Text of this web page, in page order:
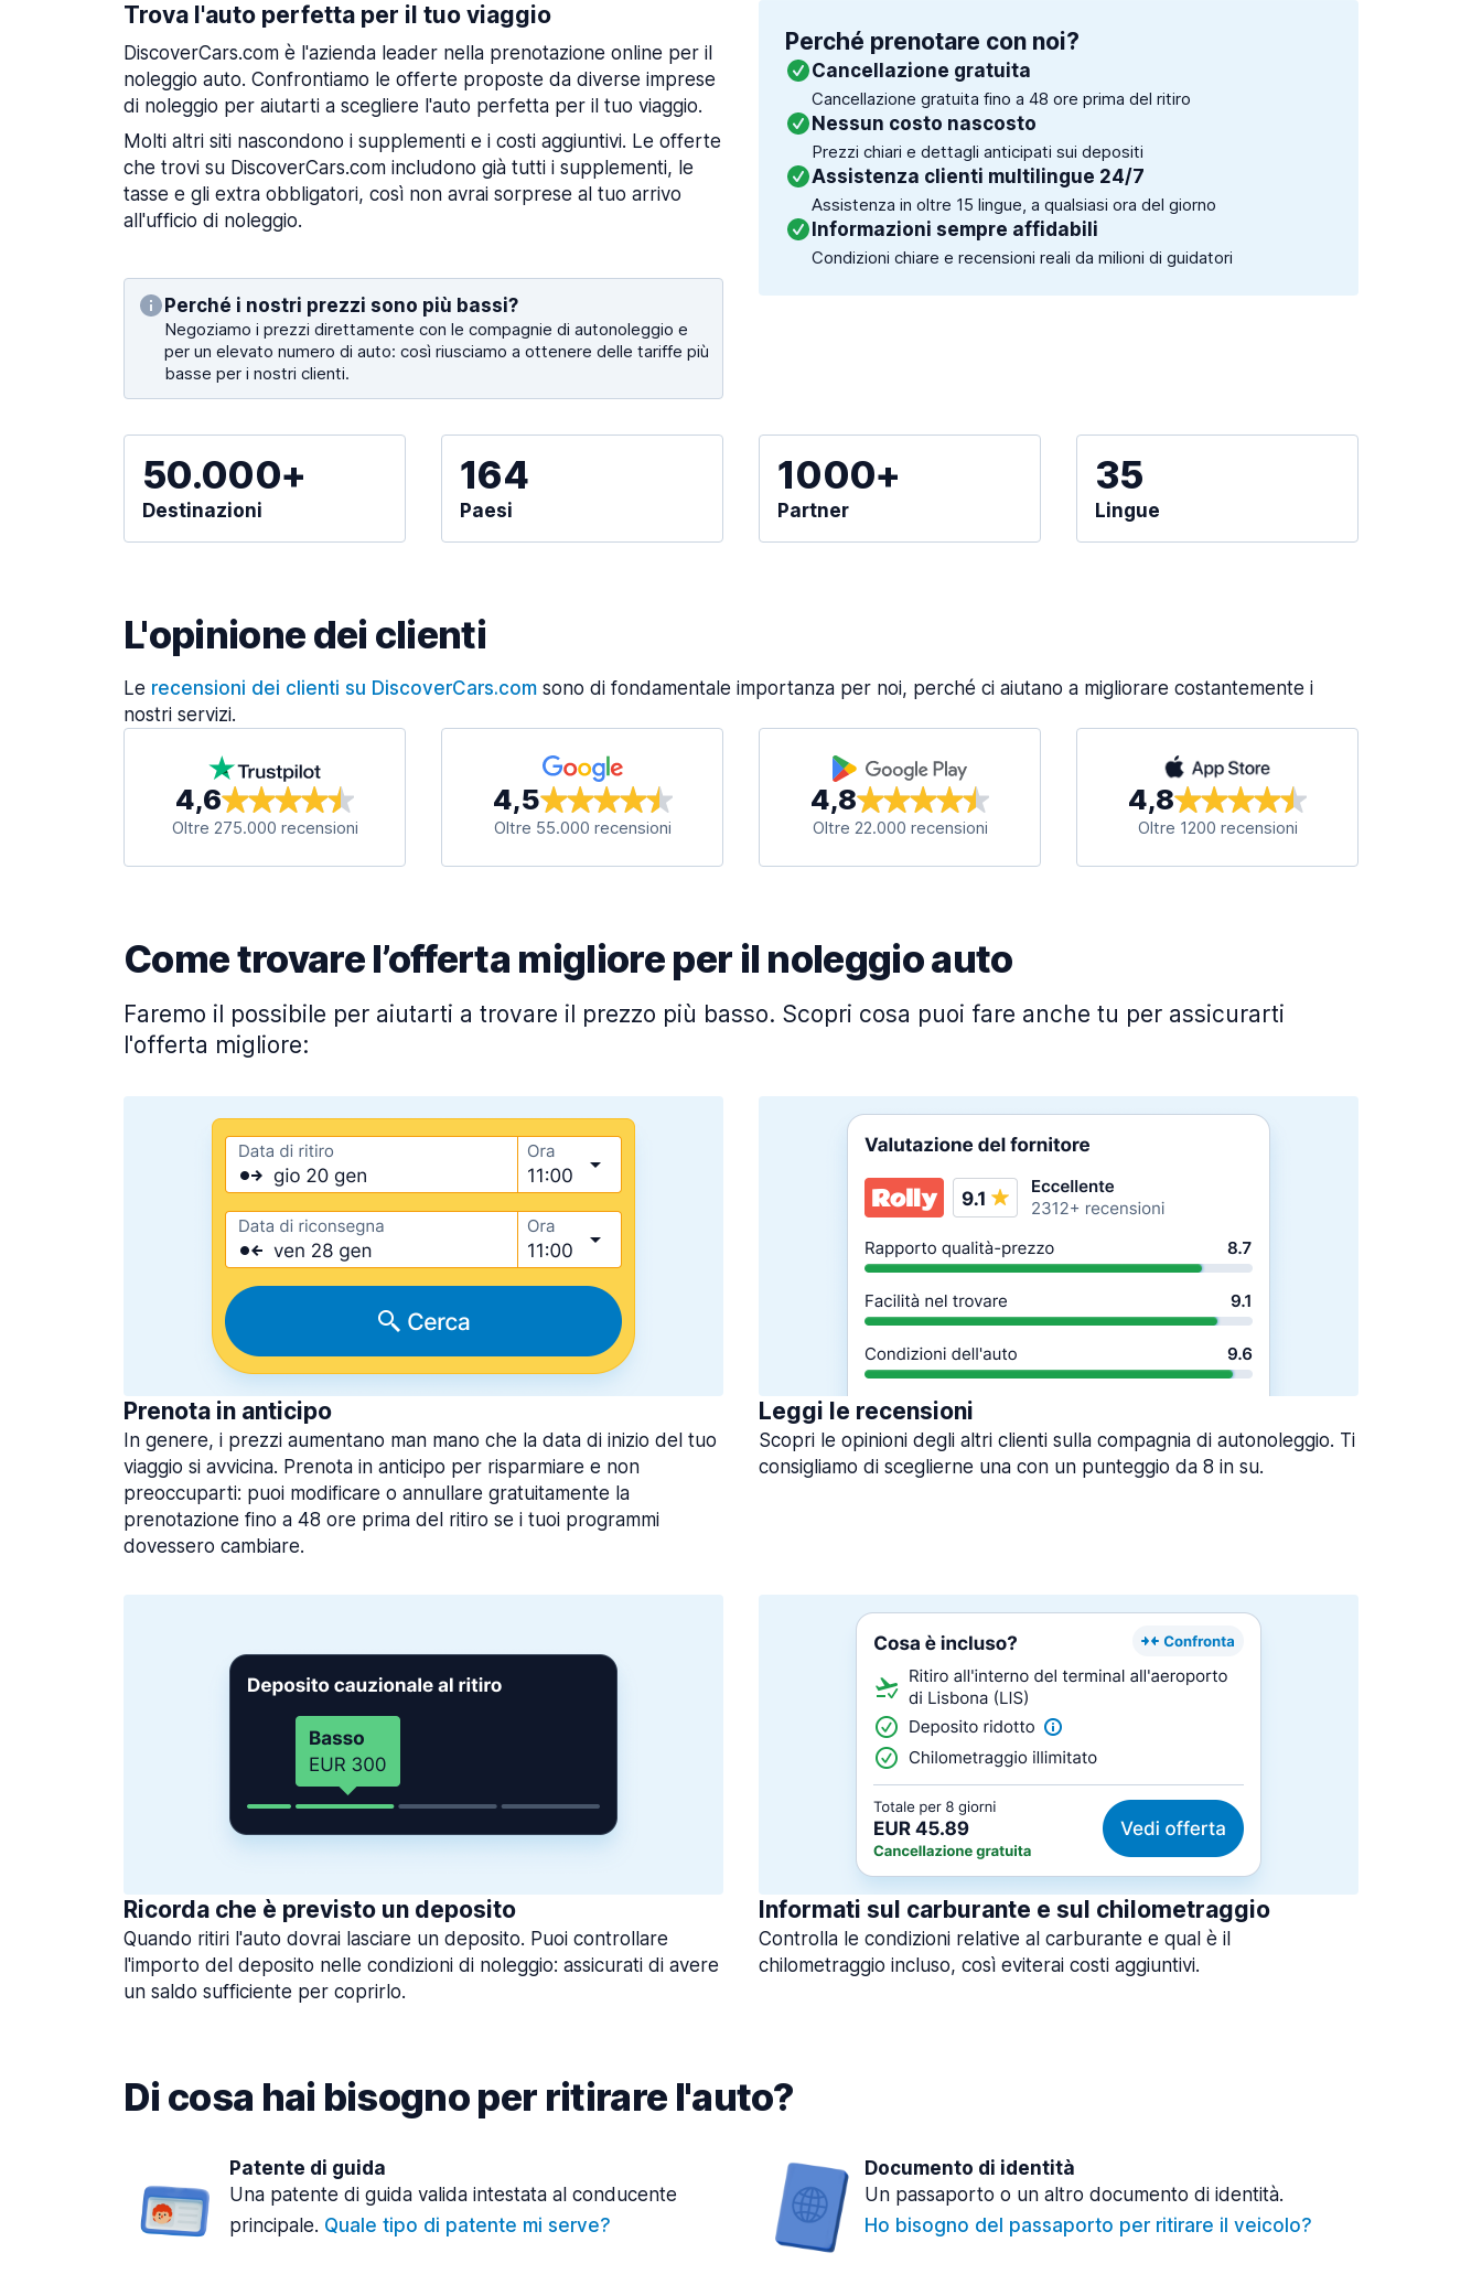
Trova l'auto perfetta per il tuo viaggio
DiscoverCars.com è l'azienda leader nella prenotazione online per il
noleggio auto. Confrontiamo le offerte proposte da diverse imprese
di noleggio per aiutarti a scegliere l'auto perfetta per il tuo viaggio.
Molti altri siti nascondono i supplementi e i costi aggiuntivi. Le offerte
che trovi su DiscoverCars.com includono già tutti i supplementi, le
tasse e gli extra obbligatori, così non avrai sorprese al tuo arrivo
all'ufficio di noleggio.
Perché i nostri prezzi sono più bassi?
Negoziamo i prezzi direttamente con le compagnie di autonoleggio e
per un elevato numero di auto: così riusciamo a ottenere delle tariffe più
basse per i nostri clienti.
Perché prenotare con noi?
Cancellazione gratuita
Cancellazione gratuita fino a 48 ore prima del ritiro
Nessun costo nascosto
Prezzi chiari e dettagli anticipati sui depositi
Assistenza clienti multilingue 24/7
Assistenza in oltre 15 lingue, a qualsiasi ora del giorno
Informazioni sempre affidabili
Condizioni chiare e recensioni reali da milioni di guidatori
50.000+
Destinazioni
164
Paesi
1000+
Partner
35
Lingue
L'opinione dei clienti
Le recensioni dei clienti su DiscoverCars.com sono di fondamentale importanza per noi, perché ci aiutano a migliorare costantemente i
nostri servizi.
4,6
Oltre 275.000 recensioni
4,5
Oltre 55.000 recensioni
4,8
Oltre 22.000 recensioni
4,8
Oltre 1200 recensioni
Come trovare l’offerta migliore per il noleggio auto
Faremo il possibile per aiutarti a trovare il prezzo più basso. Scopri cosa puoi fare anche tu per assicurarti
l'offerta migliore:
Prenota in anticipo
In genere, i prezzi aumentano man mano che la data di inizio del tuo
viaggio si avvicina. Prenota in anticipo per risparmiare e non
preoccuparti: puoi modificare o annullare gratuitamente la
prenotazione fino a 48 ore prima del ritiro se i tuoi programmi
dovessero cambiare.
Leggi le recensioni
Scopri le opinioni degli altri clienti sulla compagnia di autonoleggio. Ti
consigliamo di sceglierne una con un punteggio da 8 in su.
Ricorda che è previsto un deposito
Quando ritiri l'auto dovrai lasciare un deposito. Puoi controllare
l'importo del deposito nelle condizioni di noleggio: assicurati di avere
un saldo sufficiente per coprirlo.
Informati sul carburante e sul chilometraggio
Controlla le condizioni relative al carburante e qual è il
chilometraggio incluso, così eviterai costi aggiuntivi.
Di cosa hai bisogno per ritirare l'auto?
Patente di guida
Una patente di guida valida intestata al conducente
principale. Quale tipo di patente mi serve?
Documento di identità
Un passaporto o un altro documento di identità.
Ho bisogno del passaporto per ritirare il veicolo?